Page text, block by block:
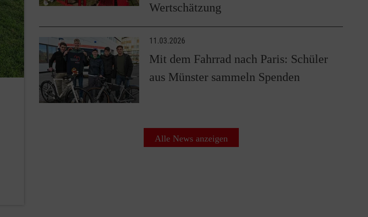
Wertschätzung
11.03.2026
Mit dem Fahrrad nach Paris: Schüler
aus Münster sammeln Spenden
Alle News anzeigen